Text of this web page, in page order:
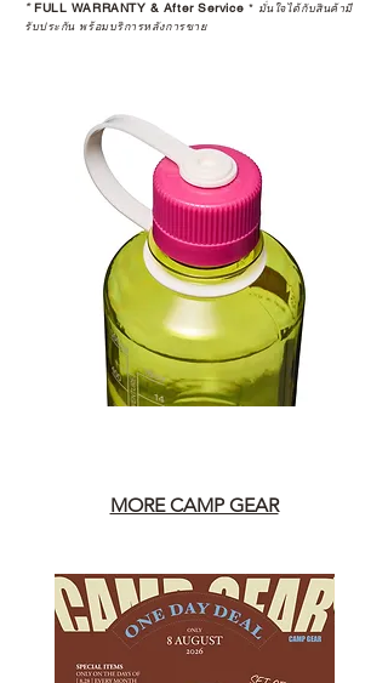
*FULL WARRANTY & After Service * มั่นใจได้กับสินค้ามี
รับประกัน พร้อมบริการหลังการขาย
MORE CAMP GEAR